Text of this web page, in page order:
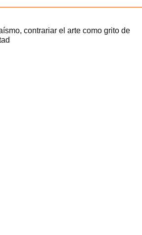
contrariar el arte como grito de